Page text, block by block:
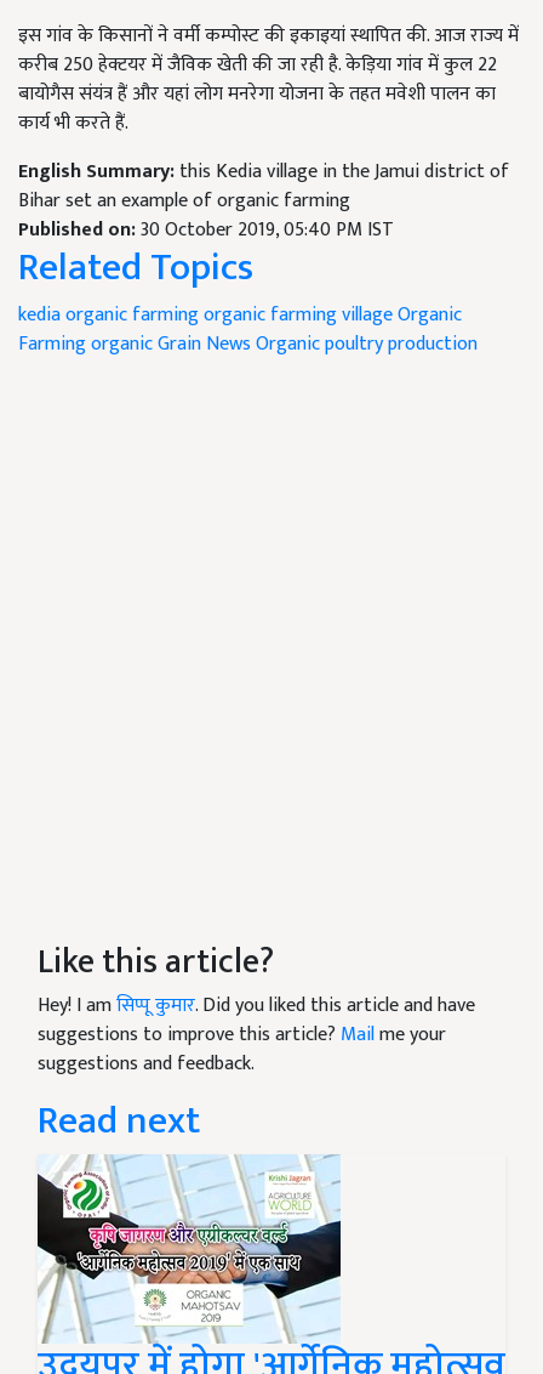
इस गांव के किसानों ने वर्मी कम्पोस्ट की इकाइयां स्थापित की. आज राज्य में
करीब 250 हेक्टयर में जैविक खेती की जा रही है. केड़िया गांव में कुल 22
बायोगैस संयंत्र हैं और यहां लोग मनरेगा योजना के तहत मवेशी पालन का
कार्य भी करते हैं.
English Summary:this Kedia village in the Jamui district of
Bihar set an example of organic farming
Published on:30 October 2019, 05:40 PM IST
Related Topics
kedia organic farmingorganic farming villageOrganic
Farmingorganic Grain NewsOrganic poultry production
Like this article?
Hey! I amसिप्पू कुमार. Did you liked this article and have
suggestions to improve this article? Mailme your
suggestions and feedback.
Read next